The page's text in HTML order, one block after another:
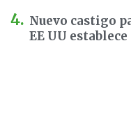
Nuevo castigo
EE UU